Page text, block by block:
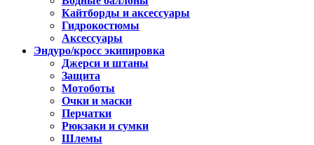
Кайтборды и аксессуары
Гидрокостюмы
Аксессуары
Эндуро/кросс экипировка
Джерси и штаны
Защита
Мотоботы
Очки и маски
Перчатки
Рюкзаки и сумки
Шлемы